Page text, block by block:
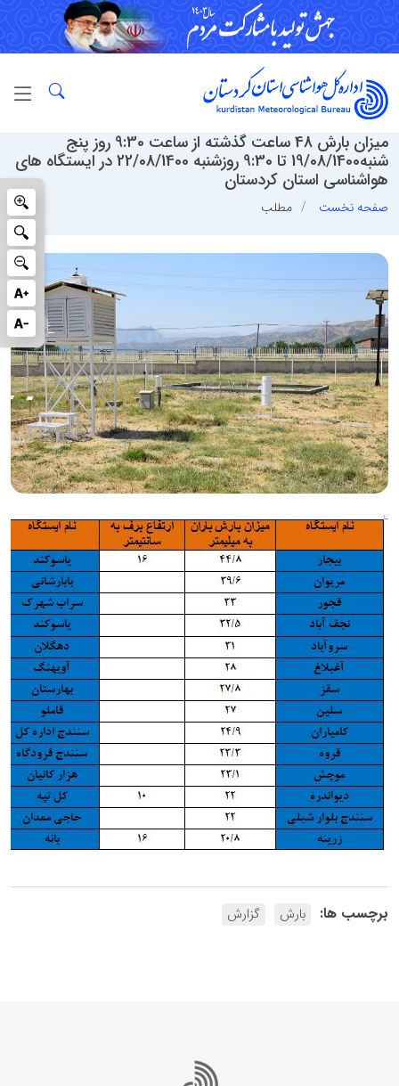
میزان بارش 48 ساعت گذشته از ساعت 9:30 روز پنج
شنبه19/08/1400 تا 9:30 روزشنبه 22/08/1400 در ایستگاه های
هواشناسی استان کردستان
صفحه نخست مطلب
برچسب ها: بارش گزارش